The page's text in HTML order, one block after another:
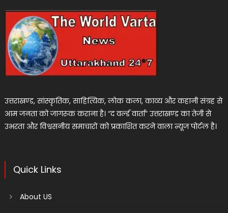
उत्तराखण्ड, सांस्कृतिक, साहित्यिक, लोक कला, काव्य और कहानी संग्रह से
आम जनता को जागरूक कराना है। “द वर्ल्ड वार्ता” उत्तराखण्ड का तेजी से
उभरता और विश्वसनीय समाचारों को प्रकाशित करने वाला न्यूज पोर्टल है।
Quick Links
About US